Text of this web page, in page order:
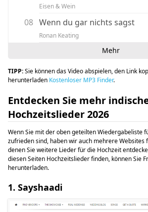
Eisen & Wein
08 Wenn du gar nichts sagst
Ronan Keating
Mehr
TIPP:Sie können das Video abspielen, den Link
herunterladen Kostenloser MP3 Finder.
Entdecken Sie mehr
Hochzeitslieder 2026
Wenn Sie mit der oben geteilten Wiedergabeliste
zufrieden sind, haben wir auch mehrere Websites
denen Sie weitere Lieder für die Hochzeit
diesen Seiten Hochzeitslieder finden, können Sie
herunterladen.
1. Sayshaadi